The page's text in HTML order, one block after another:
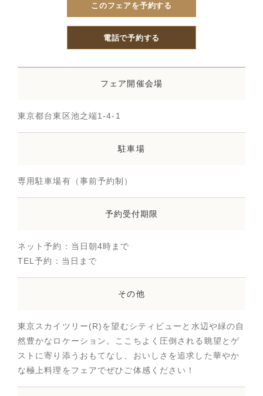
このフェアを予約する
電話で予約する
フェア開催会場
東京都台東区池之端1-4-1
駐車場
専用駐車場有（事前予約制）
予約受付期限
ネット予約：当日朝4時まで
TEL予約：当日まで
その他
東京スカイツリー(R)を望むシティビューと水辺や緑の自
然豊かなロケーション。ここちよく圧倒される眺望とゲ
ストに寄り添うおもてなし、おいしさを追求した華やか
な極上料理をフェアでぜひご体感ください！